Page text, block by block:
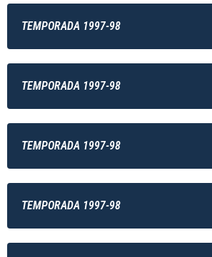
TEMPORADA 1997-98
TEMPORADA 1997-98
TEMPORADA 1997-98
TEMPORADA 1997-98